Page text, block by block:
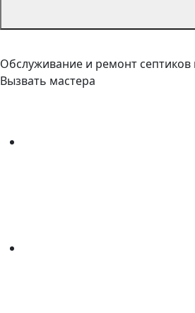
Обслуживание и ремонт
Вызвать мастера